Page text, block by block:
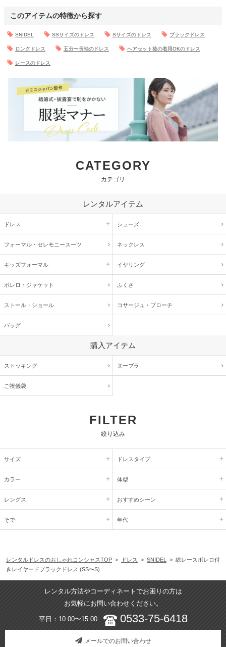
このアイテムの特徴から探す
SNIDEL SSサイズのドレス Sサイズのドレス ブラックドレス
ロングドレス 五分〜長袖のドレス ヘアセット後の着用OKのドレス
レースのドレス
CATEGORY
カテゴリ
レンタルアイテム
ドレス シューズ
フォーマル・ セレモニースーツ ネックレス
キッズフォーマル イヤリング
ボレロ・ジャケット ふくさ
ストール・ショール コサージュ・ ブローチ
バッグ
購入アイテム
ストッキング ヌーブラ
ご祝儀袋
FILTER
絞り込み
サイズ ドレスタイプ
カラー 体型
レングス おすすめシーン
そで 年代
レンタルドレスのおしゃれコンシャスTOP > ドレス > SNIDEL
> 総レースボレロ付
きレイヤードブラックドレス (SS〜S)
レンタル方法やコーディネートでお困りの方は
お気軽にお問い合わせください。
平日：10:00〜15:00 0533-75-6418
メールでのお問い合わせ